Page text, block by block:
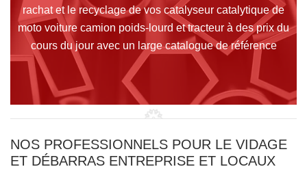
rachat et le recyclage de vos catalyseur catalytique de
moto voiture camion poids-lourd et tracteur à des prix du
cours du jour avec un large catalogue de référence
NOS PROFESSIONNELS POUR LE VIDAGE
ET DÉBARRAS ENTREPRISE ET LOCAUX